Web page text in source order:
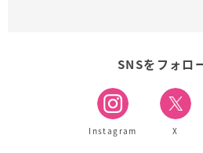
SNSをフォロ
Instagram X